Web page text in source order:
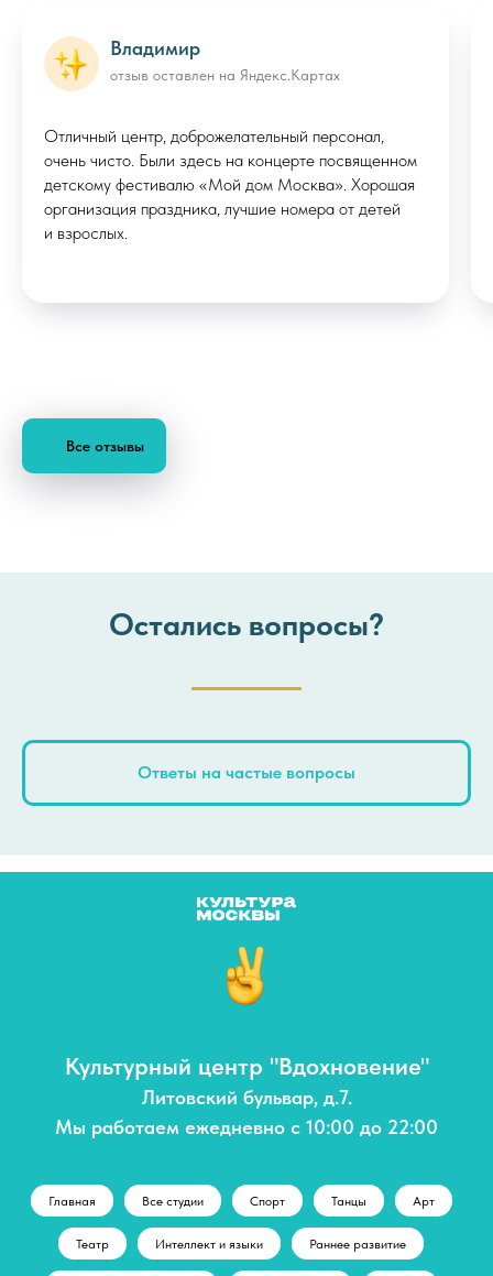
Владимир
отзыв оставлен на Яндекс.Картах
Отличный центр, доброжелательный персонал,
очень чисто. Были здесь на концерте посвященном
детскому фестивалю «Мой дом Москва». Хорошая
организация праздника, лучшие номера от детей
и взрослых.
Все отзывы
Остались вопросы?
Ответы на частые вопросы
Культурный центр "Вдохновение"
Литовский бульвар, д.7.
Мы работаем ежедневно с 10:00 до 22:00
Главная Все студии Спорт Танцы Арт
Театр Интеллект и языки Раннее развитие